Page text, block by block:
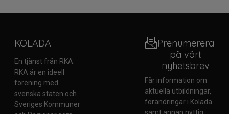
KOLADA
En tjänst från RKA.
RKA är en ideell
förening med
svenska staten och
Sveriges Kommuner
Prenumerera
på vårt
nyhetsbrev
Får information om
aktuella utbildningar,
förändringar i Kolada